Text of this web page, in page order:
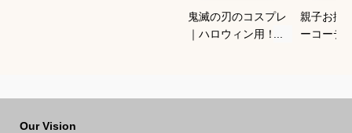
鬼滅の刃のコスプレ
｜ハロウィン用！キ
親子お揃
ーコーデ
Our Vision